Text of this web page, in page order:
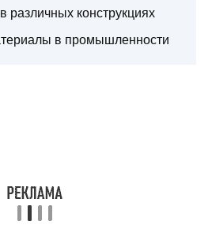
различных конструкциях
в промышленности